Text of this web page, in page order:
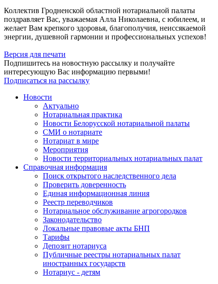
Коллектив Гродненской областной нотариальной палаты
поздравляет Вас, уважаемая Алла Николаевна, с юбилеем, и
желает Вам крепкого здоровья, благополучия, неиссякаемой
энергии, душевной гармонии и профессиональных успехов!
Версия для печати
Подпишитесь на новостную рассылку и получайте
интересующую Вас информацию первыми!
Подписаться на рассылку
Новости
Актуально
Нотариальная практика
Новости Белорусской нотариальной палаты
СМИ о нотариате
Нотариат в мире
Мероприятия
Новости территориальных нотариальных палат
Справочная информация
Поиск открытого наследственного дела
Проверить доверенность
Единая информационная линия
Реестр переводчиков
Нотариальное обслуживание агрогородков
Законодательство
Локальные правовые акты БНП
Тарифы
Депозит нотариуса
Публичные реестры нотариальных палат
иностранных государств
Нотариус - детям